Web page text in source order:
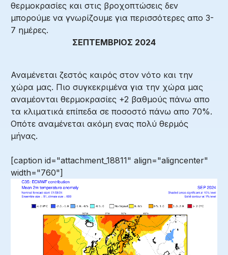
θερμοκρασίες και στις βροχοπτώσεις δεν
μπορούμε να γνωρίζουμε για περισσότερες απο 3-
7 ημέρες.
ΣΕΠΤΕΜΒΡΙΟΣ 2024
Αναμένεται ζεστός καιρός στον νότο και την
χώρα μας. Πιο συγκεκριμένα για την χώρα μας
αναμέονται θερμοκρασίες +2 βαθμούς πάνω απο
τα κλιματικά επίπεδα σε ποσοστό πάνω απο 70%.
Οπότε αναμένεται ακόμη ενας πολύ θερμός
μήνας.
[caption id="attachment_18811" align="aligncenter"
width="760"]